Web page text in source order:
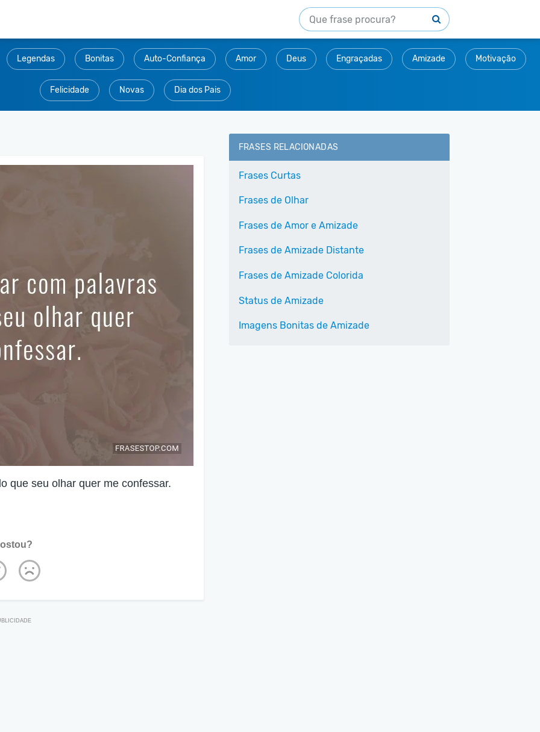
Legendas Bonitas Auto-Confiança Amor Deus Engraçadas Amizade Motivação
Felicidade Novas Dia dos Pais
que seu olhar quer me confessar.
FRASES RELACIONADAS
Frases Curtas
Frases de Olhar
Frases de Amor e Amizade
Frases de Amizade Distante
Frases de Amizade Colorida
Status de Amizade
Imagens Bonitas de Amizade